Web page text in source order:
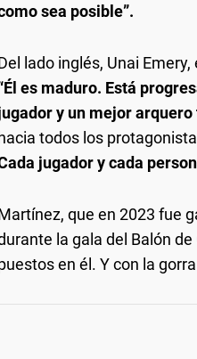
sea posible”.
lado inglés, Unai
es maduro. Está
y un mejor arquero
todos los
jugador y cada
que en 2023 fue
la gala del Balón
en él. Y con la